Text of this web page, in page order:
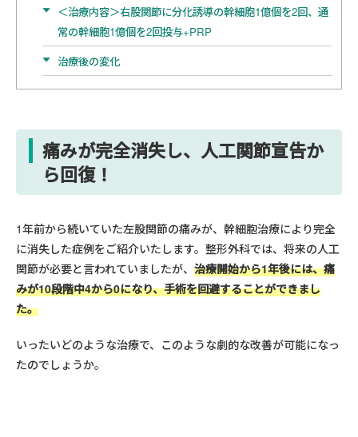
＜治療内容＞右股関節に分化誘導の幹細胞1億個を2回、通
常の幹細胞1億個を2回投与+PRP
治療後の変化
痛みが完全消失し、人工関節宣告か
ら回復！
1年前から続いていた左股関節の痛みが、幹細胞治療により完全
に消失した症例をご紹介いたします。整形外科では、将来の人工
関節が必要と言われていましたが、 治療開始から1年後には、痛
みが10段階中4から0になり、手術を回避することができまし
た。
いったいどのような治療で、このような劇的な改善が可能になっ
たのでしょうか。